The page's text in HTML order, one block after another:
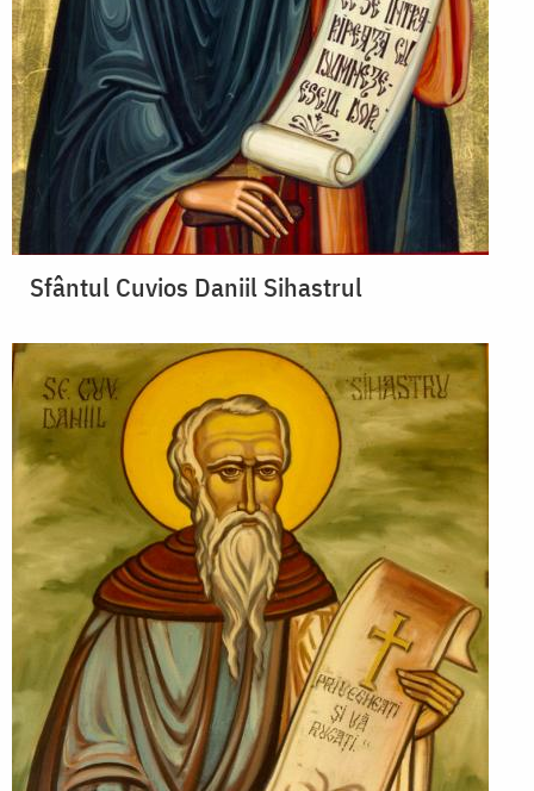
Sfântul Cuvios Daniil Sihastrul